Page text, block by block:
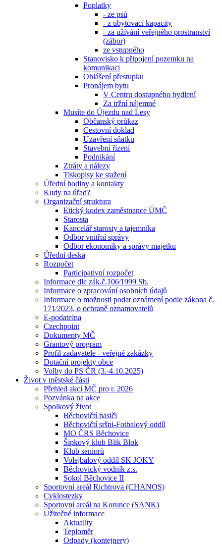
Poplatky
- ze psů
- z ubytovací kapacity
- za užívání veřejného prostranství
(zábor)
ze vstupného
Stanovisko k připojení pozemku na
komunikaci
Ohlášení přestupku
Pronájem bytu
V Centru dostupného bydlení
Za tržní nájemné
Musíte do Újezdu nad Lesy
Občanský průkaz
Cestovní doklad
Uzavření sňatku
Stavební řízení
Podnikání
Ztráty a nálezy
Tiskopisy ke stažení
Úřední hodiny a kontakty
Kudy na úřad?
Organizační struktura
Etický kodex zaměstnance ÚMČ
Starosta
Kancelář starosty a tajemníka
Odbor vnitřní správy
Odbor ekonomiky a správy majetku
Úřední deska
Rozpočet
Participativní rozpočet
Informace dle zák.č.106⁄1999 Sb.
Informace o zpracování osobních údajů
Informace o možnosti podat oznámení podle zákona č.
171⁄2023, o ochraně oznamovatelů
E-podatelna
Czechpoint
Dokumenty MČ
Grantový program
Profil zadavatele - veřejné zakázky
Dotační projekty obce
Volby do PS ČR (3.-4.10.2025)
Život v městské části
Přehled akcí MČ pro r. 2026
Pozvánka na akce
Spolkový život
Běchovičtí hasiči
Běchovičtí sršni-Fotbalový oddíl
MO ČRS Běchovice
Šipkový klub Blik Blok
Klub seniorů
Volejbalový oddíl SK JOKY
Běchovický vodník z.s.
Sokol Běchovice II
Sportovní areál Richtrova (CHANOS)
Cyklostezky
Sportovní areál na Korunce (SANK)
Užitečné informace
Aktuality
Teploměr
Odpady (kontejnery)